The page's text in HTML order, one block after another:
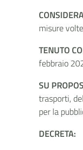
misure
TENUTO
febbraio
SU
trasporti,
per la
DECRETA: